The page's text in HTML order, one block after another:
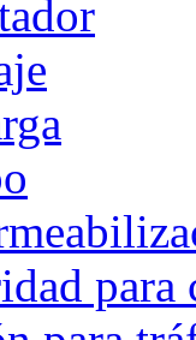
para